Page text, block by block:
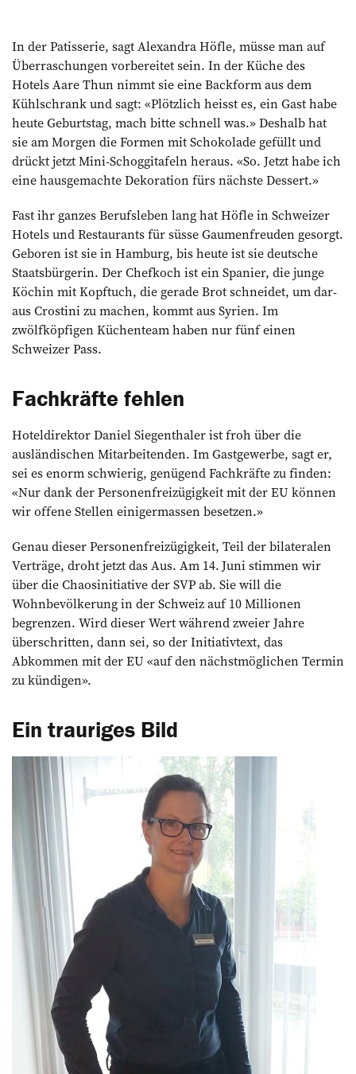
In der Patisserie, sagt Alexandra Höfle, müsse man auf
Überraschungen vorbereitet sein. In der Küche des
Hotels Aare Thun nimmt sie eine Backform aus dem
Kühlschrank und sagt: «Plötzlich heisst es, ein Gast habe
heute Geburtstag, mach bitte schnell was.» Deshalb hat
sie am Morgen die Formen mit Schokolade gefüllt und
drückt jetzt Mini-Schoggitafeln heraus. «So. Jetzt habe ich
eine hausgemachte Dekoration fürs nächste Dessert.»
Fast ihr ganzes Berufsleben lang hat Höfle in Schweizer
Hotels und Restaurants für süsse Gaumenfreuden gesorgt.
Geboren ist sie in Hamburg, bis heute ist sie deutsche
Staatsbürgerin. Der Chefkoch ist ein Spanier, die junge
Köchin mit Kopftuch, die gerade Brot schneidet, um dar­
aus Crostini zu machen, kommt aus Syrien. Im
zwölfköpfigen Küchenteam haben nur fünf einen
Schweizer Pass.
Fachkräfte fehlen
Hoteldirektor Daniel Siegenthaler ist froh über die
ausländischen Mitarbeitenden. Im Gastgewerbe, sagt er,
sei es enorm schwierig, genügend Fachkräfte zu finden:
«Nur dank der Personenfreizügigkeit mit der EU können
wir offene Stellen einigermassen besetzen.»
Genau dieser Personenfreizügigkeit, Teil der bilateralen
Verträge, droht jetzt das Aus. Am 14. Juni stimmen wir
über die Chaosinitiative der SVP ab. Sie will die
Wohnbevölkerung in der Schweiz auf 10 Millionen
begrenzen. Wird dieser Wert während zweier Jahre
überschritten, dann sei, so der Initiativtext, das
Abkommen mit der EU «auf den nächstmöglichen Termin
zu kündigen».
Ein trauriges Bild